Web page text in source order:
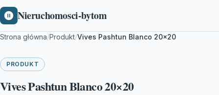
Nieruchomosci-bytom
Strona główna/Produkt/Vives Pashtun Blanco 20×20
PRODUKT
Vives Pashtun Blanco 20×20